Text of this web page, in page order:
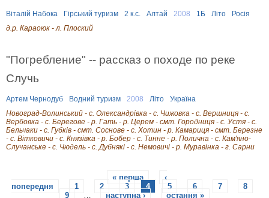
Віталій Набока Гірський туризм 2 к.с. Алтай 2008 1Б Літо
Росія
д.р. Караоюк - л. Плоский
"Погребление" -- рассказ о походе по реке
Случь
Артем Чернодуб Водний туризм 2008 Літо
Україна
Новоград-Волинський - с. Олександрівка - с. Чижовка - с. Вершниця - с.
Вербовка - с. Берегове - р. Гать - р. Церем - смт. Городниця - с. Устя - с.
Бельчаки - с. Губків - смт. Соснове - с. Хотин - р. Камариця - смт. Березне
- с. Вітковичи - с. Князівка - р. Бобер - с. Тинне - р. Полична - с. Кам'яно-
Случанське - с. Чюдель - с. Дубнякі - с. Немовичі - р. Муравінка - г. Сарни
С
« перша
‹
попередня
1 2 3 4 5 6 7
8
9
наступна › остання »